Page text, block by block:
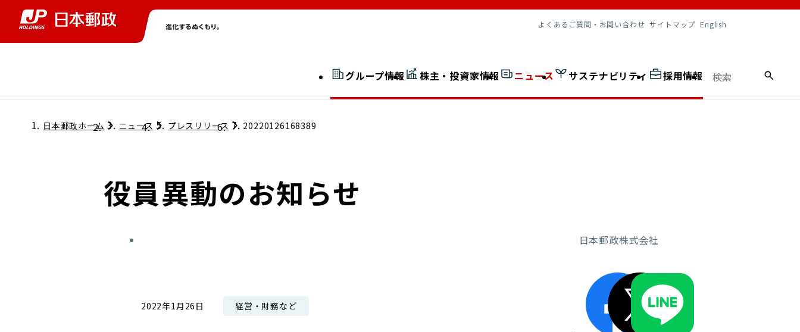
よくあるご質問・お問い合わせ サイトマップ English
グループ情報
グループ情報トップ
ローカル共創イニシアティブ
社長室通信
JP 改革実行委員会
株主・投資家情報
株主・投資家情報トップ
個人投資家のみなさまへ
ニュース
ニューストップ
サステナビリティ
サステナビリティトップ
担当役員メッセージ
サステナビリティマネジメント
開示情報検索
採用情報
採用情報トップ
日本郵政ホーム ニュース プレスリリース 20220126168389
役員異動のお知らせ
日本郵政株式会社
2022年1月26日 経営・財務など